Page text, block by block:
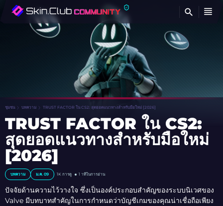
ชุมชน บทความ TRUST FACTOR ใน CS2: สุดยอดแนวทางสำหรับมือใหม่ [2026]
TRUST FACTOR ใน CS2:
สุดยอดแนวทางสำหรับมือใหม่
[2026]
บทความ ม.ค. 09 1K การดู 1 าทีในการอ่าน
ปัจจัยด้านความไว้วางใจ ซึ่งเป็นองค์ประกอบสำคัญของระบบนิเวศของ
Valve มีบทบาทสำคัญในการกำหนดว่าบัญชีเกมของคุณน่าเชื่อถือเพียง